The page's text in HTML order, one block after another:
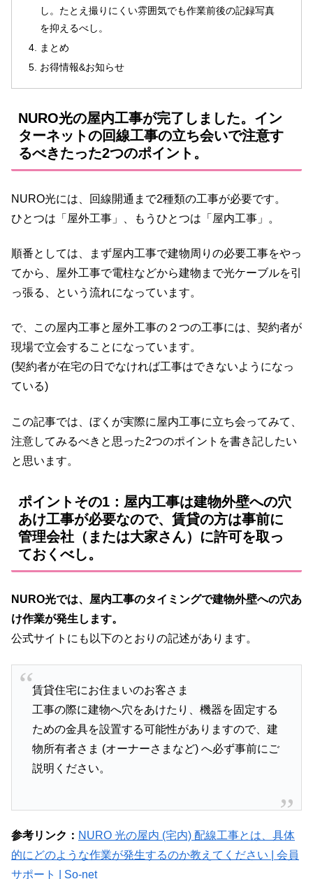
し。たとえ撮りにくい雰囲気でも作業前後の記録写真
を抑えるべし。
まとめ
お得情報&お知らせ
NURO光の屋内工事が完了しました。イン
ターネットの回線工事の立ち会いで注意す
るべきたった2つのポイント。
NURO光には、回線開通まで2種類の工事が必要です。
ひとつは「屋外工事」、もうひとつは「屋内工事」。
順番としては、まず屋内工事で建物周りの必要工事をやっ
てから、屋外工事で電柱などから建物まで光ケーブルを引
っ張る、という流れになっています。
で、この屋内工事と屋外工事の２つの工事には、契約者が
現場で立会することになっています。
(契約者が在宅の日でなければ工事はできないようになっ
ている)
この記事では、ぼくが実際に屋内工事に立ち会ってみて、
注意してみるべきと思った2つのポイントを書き記したい
と思います。
ポイントその1：屋内工事は建物外壁への穴
あけ工事が必要なので、賃貸の方は事前に
管理会社（または大家さん）に許可を取っ
ておくべし。
NURO光では、屋内工事のタイミングで建物外壁への穴あ
け作業が発生します。
公式サイトにも以下のとおりの記述があります。
賃貸住宅にお住まいのお客さま
工事の際に建物へ穴をあけたり、機器を固定する
ための金具を設置する可能性がありますので、建
物所有者さま (オーナーさまなど) へ必ず事前にご
説明ください。
参考リンク： NURO 光の屋内 (宅内) 配線工事とは、具体
的にどのような作業が発生するのか教えてください | 会員
サポート | So-net